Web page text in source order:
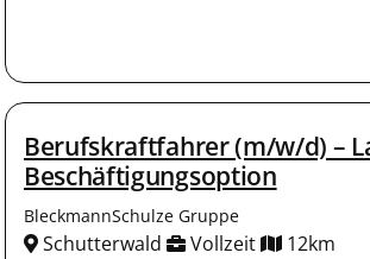
Berufskraftfahrer (m/w/d) –
Beschäftigungsoption
BleckmannSchulze Gruppe
Schutterwald Vollzeit 12km